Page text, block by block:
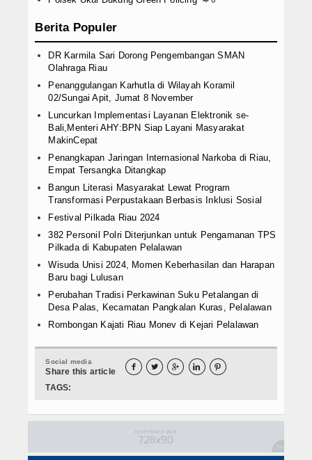
Berita Populer
DR Karmila Sari Dorong Pengembangan SMAN
Olahraga Riau
Penanggulangan Karhutla di Wilayah Koramil
02/Sungai Apit, Jumat 8 November
Luncurkan Implementasi Layanan Elektronik se-
Bali,Menteri AHY:BPN Siap Layani Masyarakat
MakinCepat
Penangkapan Jaringan Internasional Narkoba di Riau,
Empat Tersangka Ditangkap
Bangun Literasi Masyarakat Lewat Program
Transformasi Perpustakaan Berbasis Inklusi Sosial
Festival Pilkada Riau 2024
382 Personil Polri Diterjunkan untuk Pengamanan TPS
Pilkada di Kabupaten Pelalawan
Wisuda Unisi 2024, Momen Keberhasilan dan Harapan
Baru bagi Lulusan
Perubahan Tradisi Perkawinan Suku Petalangan di
Desa Palas, Kecamatan Pangkalan Kuras, Pelalawan
Rombongan Kajati Riau Monev di Kejari Pelalawan
Social media
Share this article     
TAGS: